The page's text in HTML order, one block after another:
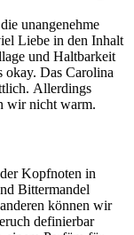
unangenehme
Liebe in den Inhalt
und Haltbarkeit
okay. Das Carolina
Allerdings
wir nicht warm.
Kopfnoten in
Bittermandel
können wir
definierbar